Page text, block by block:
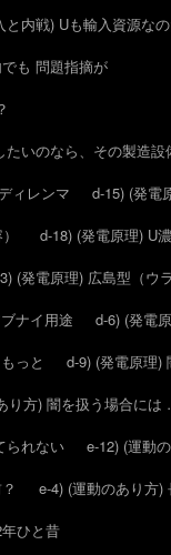
と内戦) Uも輸入資源な
も 問題指摘が
いのなら、その製造設
ィレンマ
d-15) (発電
d-18) (発電原理) U
(発電原理) 広島型（ウ
ナイ用途
d-6) (発電
っと
d-9) (発電原理)
り方) 闇を扱う場合に
られない
e-12) (運動
e-4) (運動のあり方)
ひと昔